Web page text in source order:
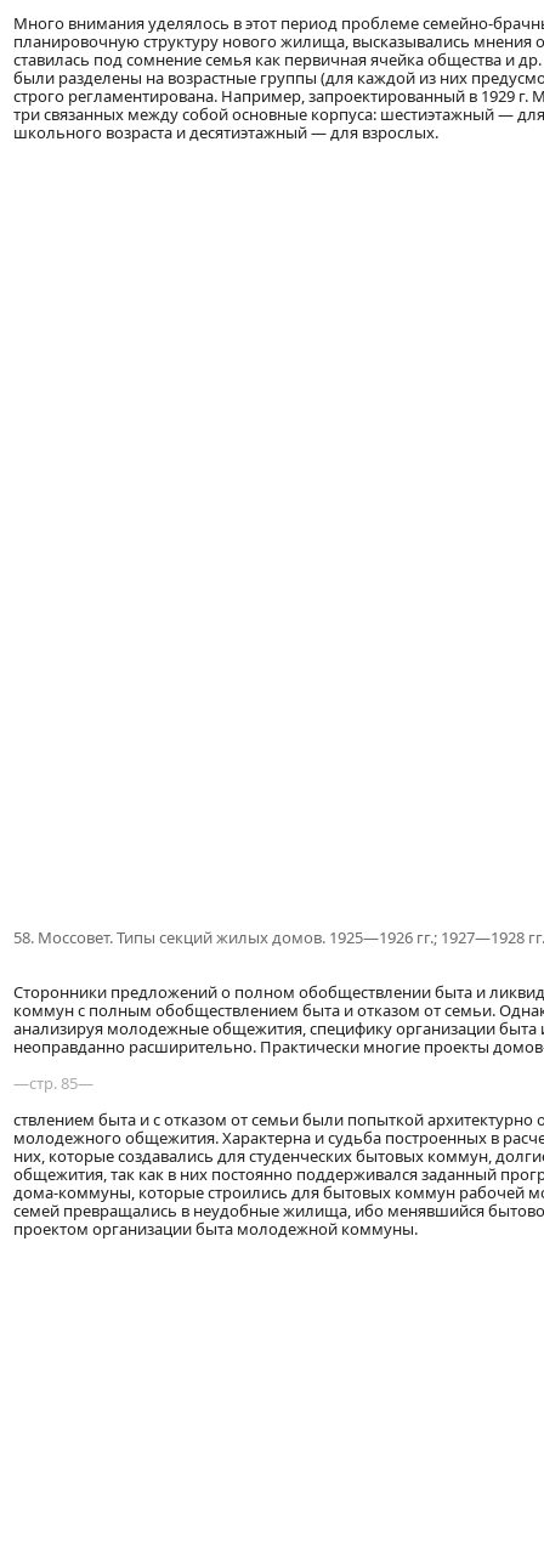
Много внимания уделялось в этот период проблеме семейно-
планировочную структуру нового жилища, высказывались
ставилась под сомнение семья как первичная ячейка общества и
были разделены на возрастные группы (для каждой из них
строго регламентирована. Например, запроектированный в 1929
три связанных между собой основные корпуса: шестиэтажный —
школьного возраста и десятиэтажный — для взрослых.
58. Моссовет. Типы секций жилых домов. 1925—1926 гг.; 1927—1928
Сторонники предложений о полном обобществлении быта и
коммун с полным обобществлением быта и отказом от семьи.
анализируя молодежные общежития, специфику организации быта
неоправданно расширительно. Практически многие проекты
—стр. 85—
ствлением быта и с отказом от семьи были попыткой
молодежного общежития. Характерна и судьба построенных в
них, которые создавались для студенческих бытовых коммун,
общежития, так как в них постоянно поддерживался заданный
дома-коммуны, которые строились для бытовых коммун рабочей
семей превращались в неудобные жилища, ибо менявшийся
проектом организации быта молодежной коммуны.